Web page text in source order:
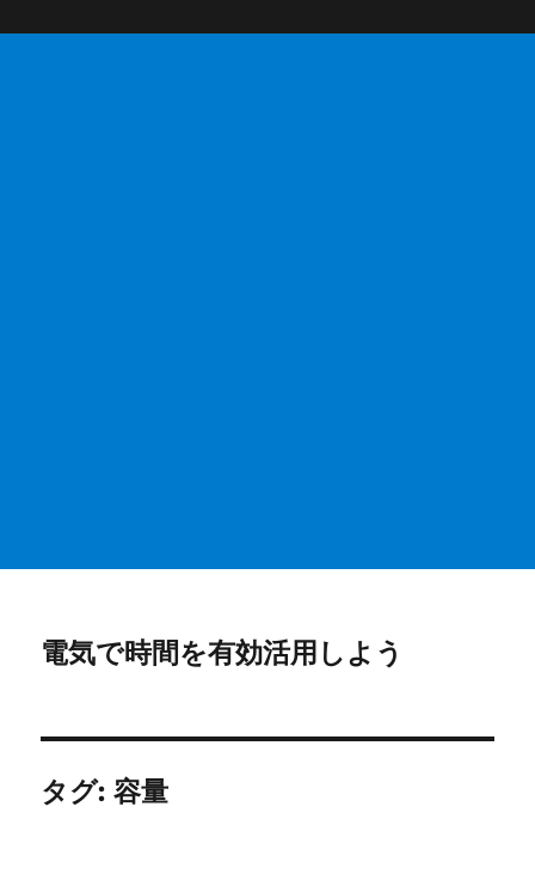
電気で時間を有効活用しよう
タグ:容量